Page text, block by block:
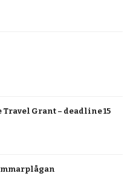
Grant – deadline 15